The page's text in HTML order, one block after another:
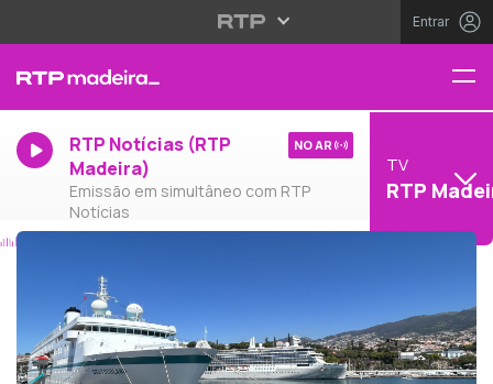
Entrar
RTP Notícias (RTP
Madeira)
Emissão em simultâneo com RTP
Notícias
NO AR
TV
RTP